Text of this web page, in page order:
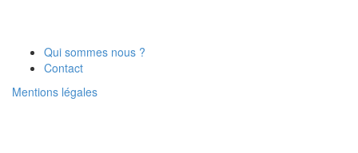
Qui sommes nous ?
Contact
Mentions légales